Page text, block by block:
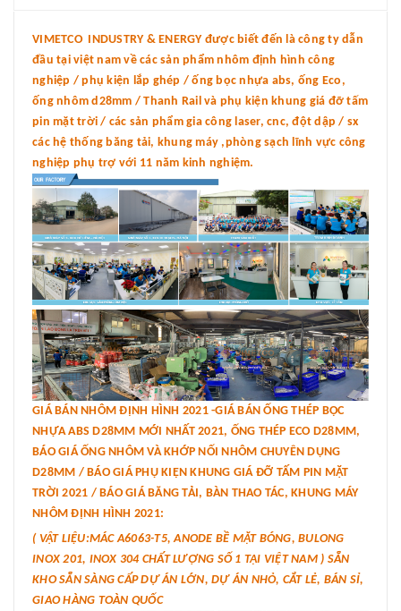
VIMETCO INDUSTRY & ENERGY được biết đến là công ty dẫn
đầu tại việt nam về các sản phẩm nhôm định hình công
nghiệp / phụ kiện lắp ghép / ống bọc nhựa abs, ống Eco,
ống nhôm d28mm / Thanh Rail và phụ kiện khung giá đỡ tấm
pin mặt trời / các sản phẩm gia công laser, cnc, đột dập / sx
các hệ thống băng tải, khung máy ,phòng sạch lĩnh vực công
nghiệp phụ trợ với 11 năm kinh nghiệm.
GIÁ BÁN NHÔM ĐỊNH HÌNH 2021 -GIÁ BÁN ỐNG THÉP BỌC
NHỰA ABS D28MM MỚI NHẤT 2021, ỐNG THÉP ECO D28MM,
BÁO GIÁ ỐNG NHÔM VÀ KHỚP NỐI NHÔM CHUYÊN DỤNG
D28MM / BÁO GIÁ PHỤ KIỆN KHUNG GIÁ ĐỠ TẤM PIN MẶT
TRỜI 2021 / BÁO GIÁ BĂNG TẢI, BÀN THAO TÁC, KHUNG MÁY
NHÔM ĐỊNH HÌNH 2021:
( VẬT LIỆU:MÁC A6063-T5, ANODE BỀ MẶT BÓNG, BULONG
INOX 201, INOX 304 CHẤT LƯỢNG SỐ 1 TẠI VIỆT NAM ) SẴN
KHO SẴN SÀNG CẤP DỰ ÁN LỚN, DỰ ÁN NHỎ, CẮT LẺ, BÁN SỈ,
GIAO HÀNG TOÀN QUỐC